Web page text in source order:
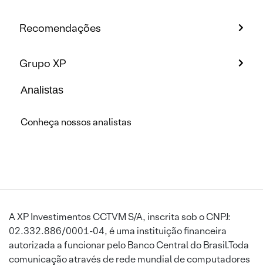
Recomendações
Grupo XP
Analistas
Conheça nossos analistas
A XP Investimentos CCTVM S/A, inscrita sob o CNPJ:
02.332.886/0001-04, é uma instituição financeira
autorizada a funcionar pelo Banco Central do Brasil.Toda
comunicação através de rede mundial de computadores